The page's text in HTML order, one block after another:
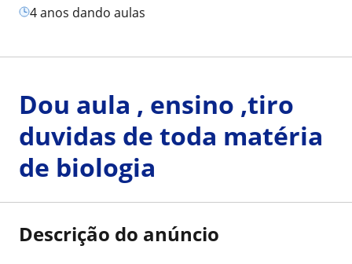
4 anos dando aulas
Dou aula , ensino ,tiro
duvidas de toda matéria
de biologia
Descrição do anúncio